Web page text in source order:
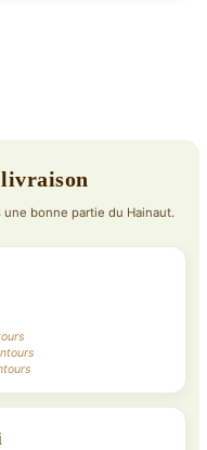
livraison
bonne partie du Hainaut.